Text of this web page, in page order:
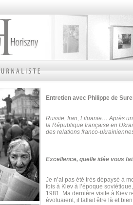
Entretien avec Philippe de
Russie, Iran, Lituanie… Après
la République française en
des relations franco-
Excellence, quelle idée vous
Je n’ai pas été très dépaysé à
fois à Kiev à l’époque
1981. Ma dernière visite à Kiev
évoluaient, il fallait être là et